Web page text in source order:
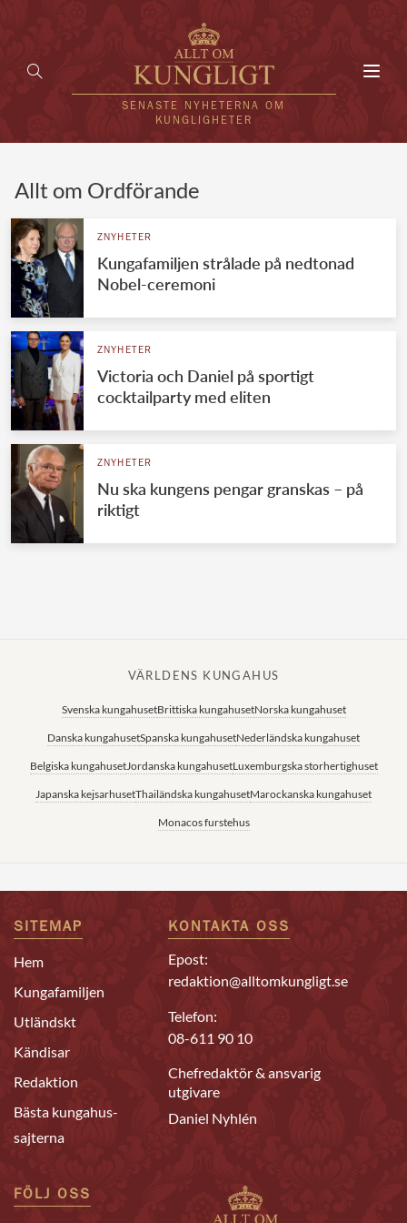
SENASTE NYHETERNA OM
KUNGLIGHETER
UTLÄNDSKT
VÄRLDENS KUNGAHUS
Svenska kungahuset
Brittiska kungahuset
Danska kungahuset
Spanska kungahuset
REDAKTION
Allt om Ordförande
ZNYHETER
Kungafamiljen strålade på nedtonad
Nobel-ceremoni
ZNYHETER
Victoria och Daniel på sportigt
cocktailparty med eliten
ZNYHETER
Nu ska kungens pengar granskas – på
riktigt
VÄRLDENS KUNGAHUS
Svenska kungahusetBrittiska kungahusetNorska kungahuset
Danska kungahusetSpanska kungahusetNederländska kungahuset
Belgiska kungahusetJordanska kungahusetLuxemburgska storhertighuset
Japanska kejsarhusetThailändska kungahusetMarockanska kungahuset
Monacos furstehus
SITEMAP
Hem
Kungafamiljen
Utländskt
Kändisar
Redaktion
Bästa kungahus-
sajterna
KONTAKTA OSS
Epost:
redaktion@alltomkungligt.se
Telefon:
08-611 90 10
Chefredaktör & ansvarig
utgivare
Daniel Nyhlén
FÖLJ OSS